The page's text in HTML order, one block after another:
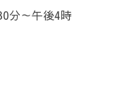
分～午後4時